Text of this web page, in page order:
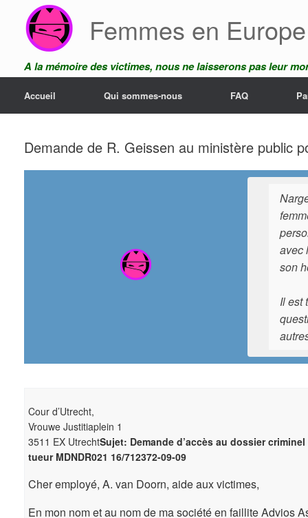
content
Femmes en Europe
A la mémoire des victimes, nous ne laisserons pas leur
Accueil Qui sommes-nous FAQ
Demande de R. Geissen au ministère public
avec
son
Il est
Cour d’Utrecht,
Vrouwe Justitiaplein 1
3511 EX UtrechtSujet: Demande d’accès au dossier
tueur MDNDR021 16/712372-09-09
Cher employé, A. van Doorn, aide aux victimes,
En mon nom et au nom de ma société en faillite Advios